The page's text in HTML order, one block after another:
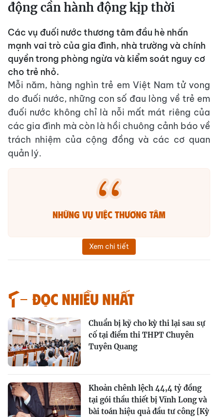
động cần hành động kịp thời
Các vụ đuối nước thương tâm đầu hè nhấn
mạnh vai trò của gia đình, nhà trường và chính
quyền trong phòng ngừa và kiểm soát nguy cơ
cho trẻ nhỏ.
Mỗi năm, hàng nghìn trẻ em Việt Nam tử vong
do đuối nước, những con số đau lòng về trẻ em
đuối nước không chỉ là nỗi mất mát riêng của
các gia đình mà còn là hồi chuông cảnh báo về
trách nhiệm của cộng đồng và các cơ quan
quản lý.
Những vụ việc thương tâm
Xem chi tiết
Đọc nhiều nhất
Chuẩn bị kỹ cho kỳ thi lại sau sự
cố tại điểm thi THPT Chuyên
Tuyên Quang
Khoản chênh lệch 44,4 tỷ đồng
tại gói thầu thiết bị Vĩnh Long và
bài toán hiệu quả đầu tư công [Kỳ